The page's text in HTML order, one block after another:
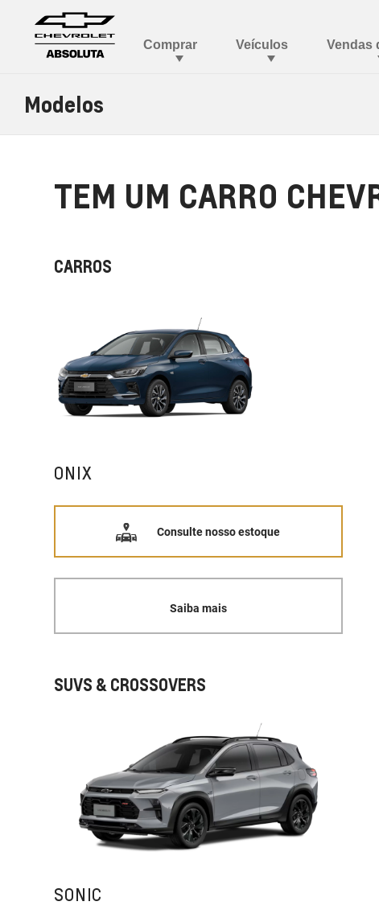
Modelos
TEM UM CARRO
CARROS
ONIX
Consulte nosso estoque
Saiba mais
SUVS & CROSSOVERS
SONIC